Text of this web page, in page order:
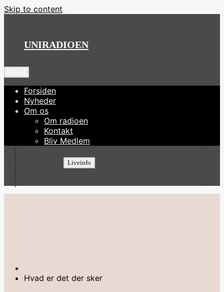
Skip to content
UNIRADIOEN
Forsiden
Nyheder
Om os
Om radioen
Kontakt
Bliv Medlem
Liveinfo
Hvad er det der sker